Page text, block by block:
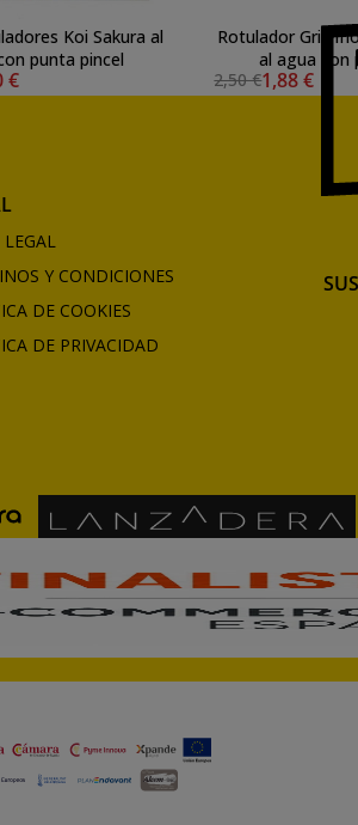
Koi Sakura al
punta pincel
€
Rotulador Gris
al agua con
2,50 €1,88 €
Y CONDICIONES
DE COOKIES
DE PRIVACIDAD